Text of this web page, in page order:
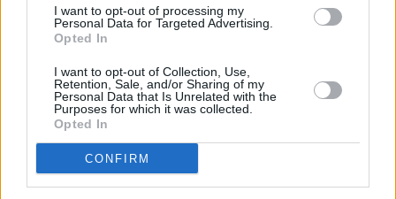
I want to opt-out of processing my
Personal Data for Targeted Advertising.
Opted In
I want to opt-out of Collection, Use,
Retention, Sale, and/or Sharing of my
Personal Data that Is Unrelated with the
Purposes for which it was collected.
Opted In
CONFIRM
Το άρθρο δεν έχει ακόμα βαθμολογηθεί.
Βαθμολογήστε αυτό το άρθρο:
★★ ★